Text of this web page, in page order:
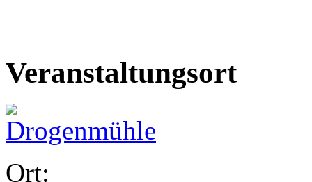
Veranstaltungsort
Ort: